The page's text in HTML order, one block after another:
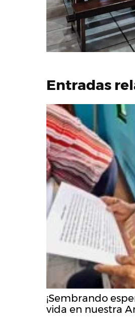
Entradas
¡Sembrando
vida en nuestra